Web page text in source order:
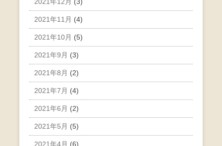
2021年11月 (4)
2021年10月 (5)
2021年9月 (3)
2021年8月 (2)
2021年7月 (4)
2021年6月 (2)
2021年5月 (5)
2021年4月 (6)